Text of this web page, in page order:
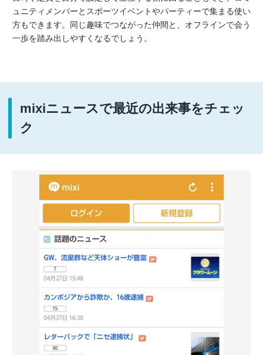
ュニティメンバーとスポーツイベントやパーティーで集まる使い
方もできます。同じ趣味でつながった仲間と、オフラインで会う
一歩を踏み出しやすくなるでしょう。
mixiニュースで最近の出来事をチェッ
ク